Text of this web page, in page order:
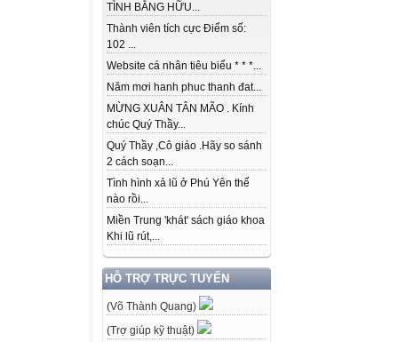
TÌNH BẰNG HỮU...
Thành viên tích cực Điểm số:
102 ...
Website cá nhân tiêu biểu * * *...
Năm mơi hanh phuc thanh đat...
MỪNG XUÂN TÂN MÃO . Kính
chúc Quý Thầy...
Quý Thầy ,Cô giáo .Hãy so sánh
2 cách soạn...
Tình hình xả lũ ở Phú Yên thế
nào rồi...
Miền Trung 'khát' sách giáo khoa
Khi lũ rút,...
HỖ TRỢ TRỰC TUYẾN
(Võ Thành Quang)
(Trợ giúp kỹ thuật)